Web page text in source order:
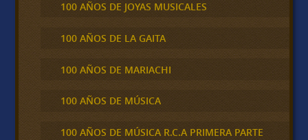
100 AÑOS DE JOYAS MUSICALES
100 AÑOS DE LA GAITA
100 AÑOS DE MARIACHI
100 AÑOS DE MÚSICA
100 AÑOS DE MÚSICA R.C.A PRIMERA PARTE